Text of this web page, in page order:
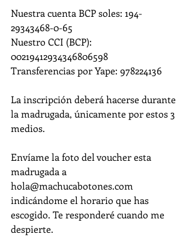
Nuestra cuenta BCP soles: 194-
29343468-0-65
Nuestro CCI (BCP):
00219412934346806598
Transferencias por Yape: 978224136
La inscripción deberá hacerse durante
la madrugada, únicamente por estos 3
medios.
Envíame la foto del voucher esta
madrugada a
hola@machucabotones.com
indicándome el horario que has
escogido. Te responderé cuando me
despierte.